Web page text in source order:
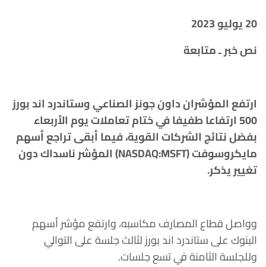
20 يوليو 2023
نص خبر ـ متابعة
ارتفع المؤشران داون جونز الصناعي وستاندرد اند بورز
500 ارتفاعا طفيفا في ختام تعاملات يوم الأربعاء
بفضل نتائج الشركات القوية، فيما أبقى تراجع أسهم
مايكروسوفت (NASDAQ:MSFT) المؤشر ناسداك دون
تغيير يذكر.
وواصل قطاع المصارف مكاسبه، وارتفع مؤشر أسهم
البنوك على ستاندرد اند بورز لثالث جلسة على التوالي
وللجلسة الثامنة في تسع جلسات.